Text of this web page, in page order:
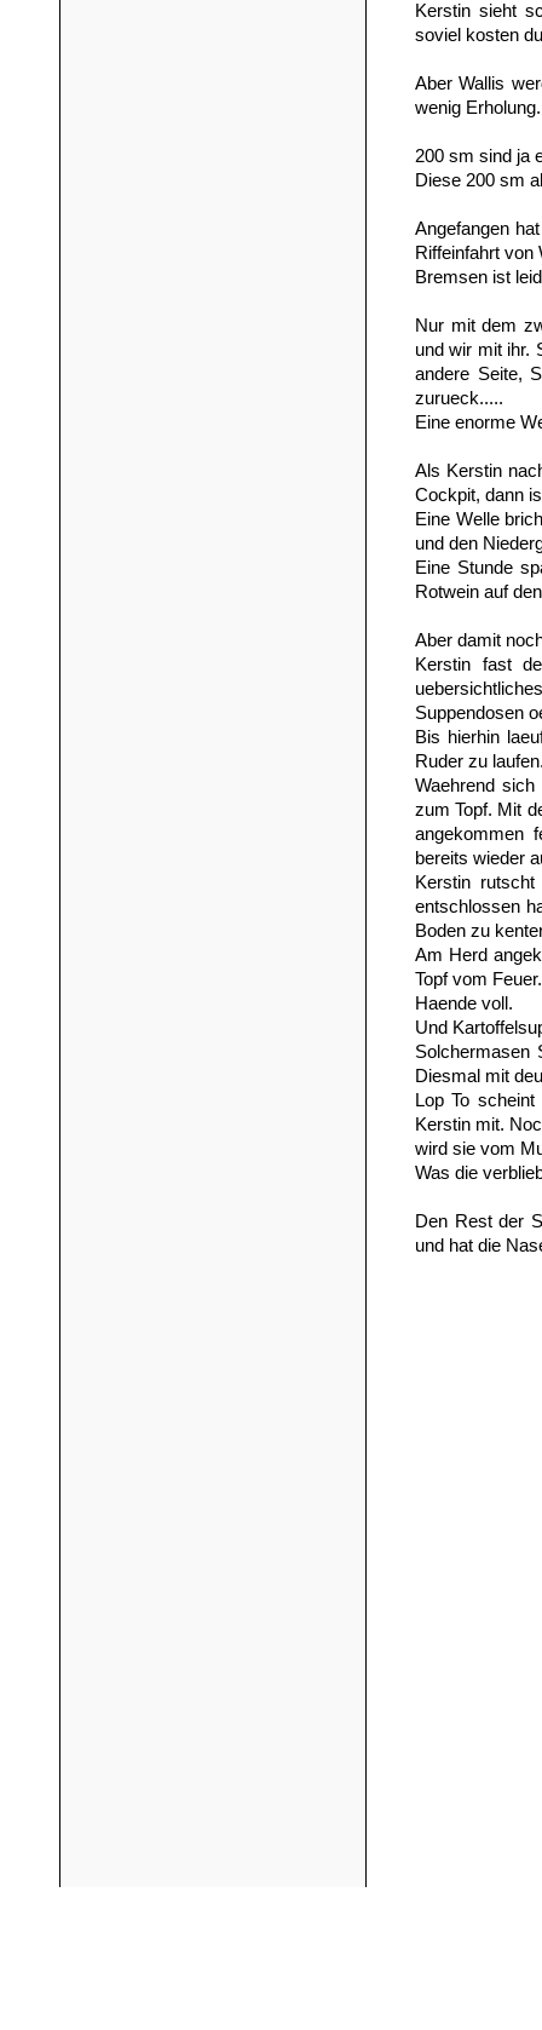
Kerstin sieht
soviel kosten
Aber Wallis
wenig Erholung.
200 sm sind ja
Diese 200 sm
Angefangen
Riffeinfahrt
Bremsen ist
Nur mit dem
und wir mit ihr.
andere Seite,
zurueck.....
Eine enorme
Als Kerstin
Cockpit, dann
Eine Welle
und den
Eine Stunde
Rotwein auf
Aber damit
Kerstin fast
Suppendosen
Bis hierhin
Ruder zu
Waehrend
zum Topf. Mit
angekommen
bereits wieder
Kerstin
entschlossen
Boden zu
Am Herd
Topf vom
Haende voll.
Und
Solchermasen
Diesmal mit
Lop To
Kerstin mit.
wird sie vom
Was die
Den Rest der
und hat die